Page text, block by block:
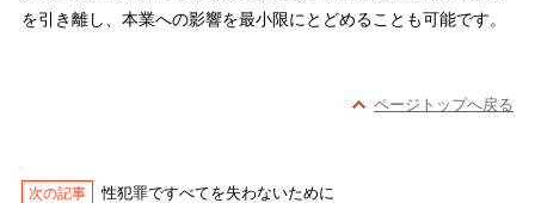
を引き離し、本業への影響を最小限にとどめることも可能です。
ページトップへ戻る
性犯罪ですべてを失わないために